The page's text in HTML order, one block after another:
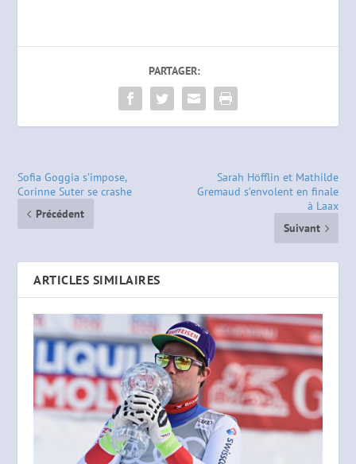
PARTAGER:
Sofia Goggia s’impose,
Corinne Suter se crashe
Précédent
Sarah Höfflin et Mathilde
Gremaud s’envolent en finale
à Laax
Suivant
ARTICLES SIMILAIRES